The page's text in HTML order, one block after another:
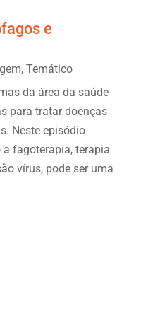
e
, Temático
da área da saúde
para tratar doenças
Neste episódio
fagoterapia, terapia
vírus, pode ser uma